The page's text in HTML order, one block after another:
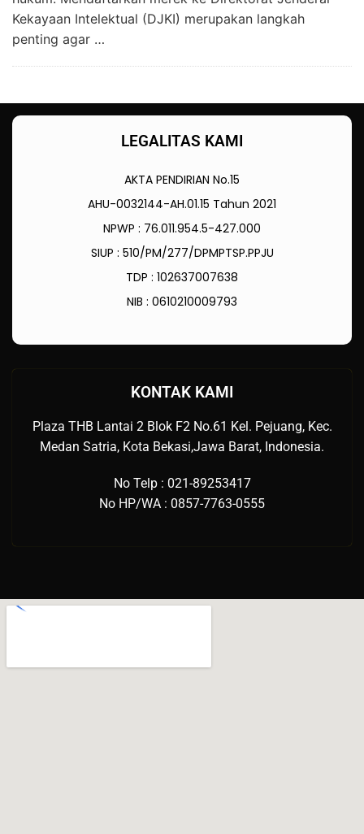
Kekayaan Intelektual (DJKI) merupakan langkah
penting agar …
LEGALITAS KAMI
AKTA PENDIRIAN No.15
AHU-0032144-AH.01.15 Tahun 2021
NPWP : 76.011.954.5-427.000
SIUP : 510/PM/277/DPMPTSP.PPJU
TDP : 102637007638
NIB : 0610210009793
KONTAK KAMI
Plaza THB Lantai 2 Blok F2 No.61 Kel. Pejuang, Kec.
Medan Satria, Kota Bekasi,Jawa Barat, Indonesia.
No Telp : 021-89253417
No HP/WA : 0857-7763-0555